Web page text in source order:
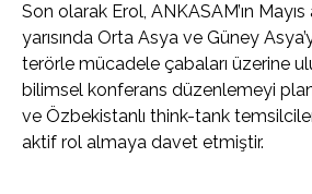
Son olarak Erol, ANKASAM’ın Mayıs
yarısında Orta Asya ve Güney
terörle mücadele çabaları üzerine
bilimsel konferans düzenlemeyi
ve Özbekistanlı think-tank
aktif rol almaya davet etmiştir.